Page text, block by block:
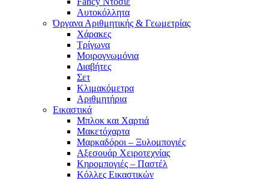
Αυτοκόλλητα
Όργανα Αριθμητικής & Γεωμετρίας
Χάρακες
Τρίγωνα
Mοιρογνωμόνια
Διαβήτες
Σετ
Κλιμακόμετρα
Αριθμητήρια
Εικαστικά
Μπλοκ και Χαρτιά
Μακετόχαρτα
Μαρκαδόροι – Ξυλομπογιές
Αξεσουάρ Χειροτεχνίας
Κηρομπογιές – Παστέλ
Κόλλες Εικαστικών